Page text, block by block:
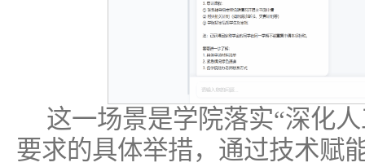
这一场景是学院落实“深化
要求的具体举措，通过技术赋